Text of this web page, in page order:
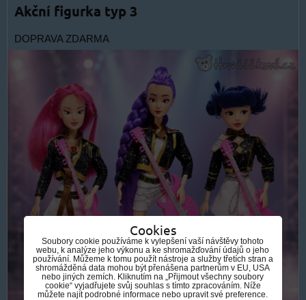
Akční figurka typ 3
DOPRAVA ZDARMA
Cookies
Soubory cookie používáme k vylepšení vaší návštěvy tohoto
webu, k analýze jeho výkonu a ke shromažďování údajů o jeho
používání. Můžeme k tomu použít nástroje a služby třetích stran a
shromážděná data mohou být přenášena partnerům v EU, USA
nebo jiných zemích. Kliknutím na „Přijmout všechny soubory
cookie“ vyjadřujete svůj souhlas s tímto zpracováním. Níže
můžete najít podrobné informace nebo upravit své preference.